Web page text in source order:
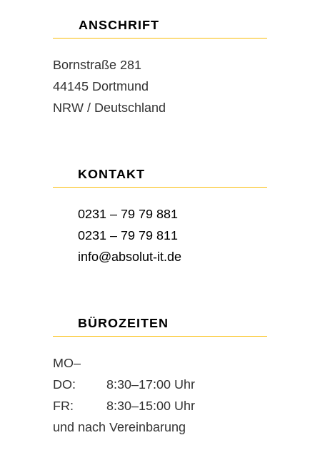
ANSCHRIFT
Bornstraße 281
44145 Dortmund
NRW / Deutschland
KONTAKT
0231 – 79 79 881
0231 – 79 79 811
info@absolut-it.de
BÜROZEITEN
MO–
DO:
8:30–17:00 Uhr
FR:
8:30–15:00 Uhr
und nach Vereinbarung